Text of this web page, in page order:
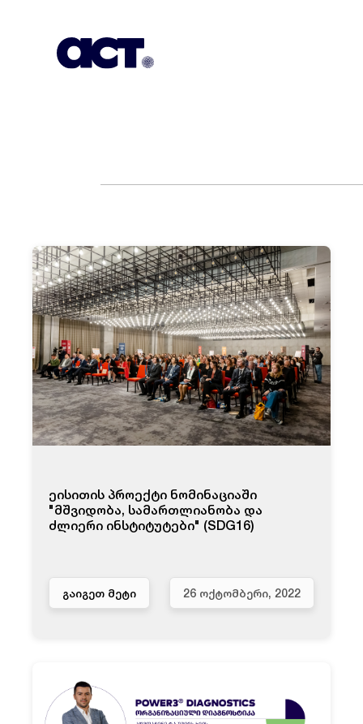
ეისითის პროექტი ნომინაციაში
"მშვიდობა, სამართლიანობა და
ძლიერი ინსტიტუტები" (SDG16)
ᲒᲐᲘᲒᲔᲗ ᲛᲔᲢᲘ 26 ᲝᲥᲢᲝᲛᲑᲔᲠᲘ, 2022